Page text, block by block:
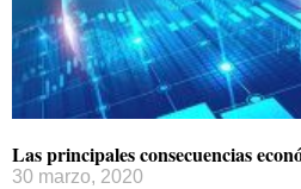
Las principales consecuencias
30 marzo, 2020